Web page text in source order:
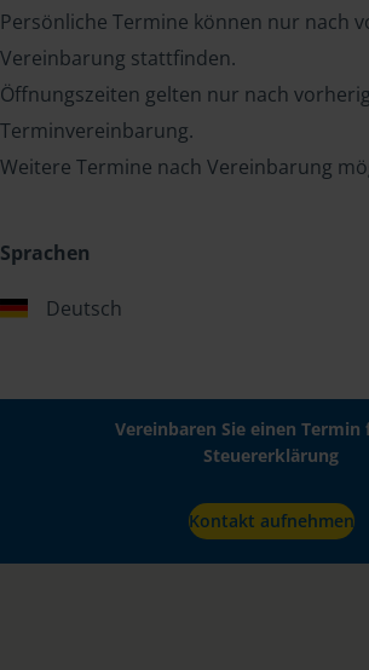
Persönliche Termine können nur nach
Vereinbarung stattfinden.
Öffnungszeiten gelten nur nach
Terminvereinbarung.
Weitere Termine nach Vereinbarung
Sprachen
Deutsch
Vereinbaren Sie einen Termin
Steuererklärung
Kontakt aufnehmen